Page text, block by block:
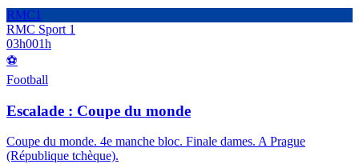
RMC1
RMC Sport 1
03h001h
⚽
Football
Escalade : Coupe du monde
Coupe du monde. 4e manche bloc. Finale dames. A Prague
(République tchèque).